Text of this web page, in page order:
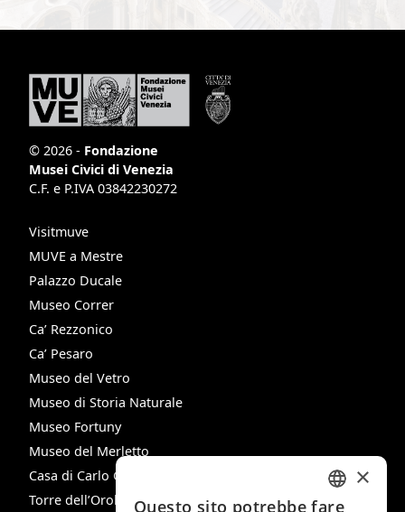
© 2026 - Fondazione
Musei Civici di Venezia
C.F. e P.IVA 03842230272
Visitmuve
MUVE a Mestre
Palazzo Ducale
Museo Correr
Ca’ Rezzonico
Ca’ Pesaro
Museo del Vetro
Museo di Storia Naturale
Museo Fortuny
Museo del Merletto
Casa di Carlo Goldoni
Torre dell’Orologio
×
Questo sito potrebbe fare